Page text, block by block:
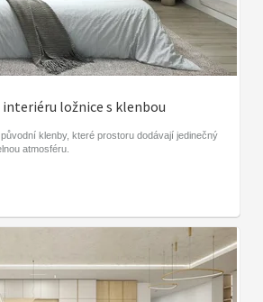
ložnice s klenbou
klenby, které prostoru dodávají jedinečný
atmosféru.